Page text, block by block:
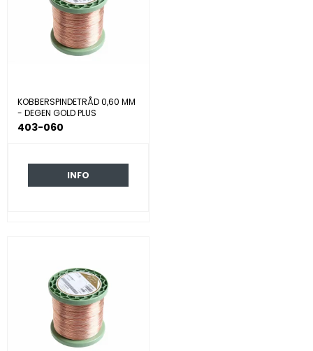
KOBBERSPINDETRÅD 0,60 MM
- DEGEN GOLD PLUS
403-060
INFO